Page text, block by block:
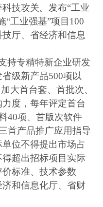
技攻关。发布“工业
“工业强基”项目100
厅、省经济和信息
持专精特新企业研发
级新产品500项以
大首台套、首批次、
度，每年评定首台
40项、首版次软件
首产品推广应用指导
位不得提出市场占
超出招标项目实际
标准、技术参数
和信息化厅、省财